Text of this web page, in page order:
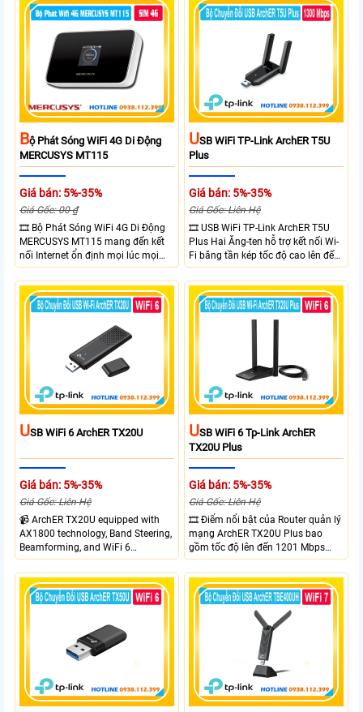
Ethernet Shielded 10/100 Mbps, hỗ
trợ PoE Passive, MAXtream TDMA,
quản lý tập trung và phân tích
quang phổ. Chuẩn IPX5 giúp tăng
khả năng chống chịu thời tiết.
chuẩn IP65, chống sét ±6kV và
chống tĩnh điện ±15kV
BỘ Phát Sóng WiFi 4G Di Động
MERCUSYS MT115
Giá bán: 5%-35%
Giá Gốc: 00 ₫
🎞 Bộ Phát Sóng WiFi 4G Di Động
MERCUSYS MT115 mang đến kết
nối Internet ổn định mọi lúc mọi
nơi với tốc độ 4G LTE tải xuống lên
đến 150Mbps. Chuẩn WiFi 6
AX300, pin 2400mAh hoạt động
đến 10 giờ và khả năng kết nối
USB WiFi TP-Link ArchER T5U
Plus
Giá bán: 5%-35%
Giá Gốc: Liên Hệ
🎞 USB WiFi TP-Link ArchER T5U
Plus Hai Ăng-ten hỗ trợ kết nối Wi-
Fi băng tần kép tốc độ cao lên đến
1300 Mbps. Hai ăng-ten ngoài kết
hợp công nghệ Beamforming giúp
tăng cường tín hiệu và vùng phủ
sóng. USB 3.0 cho tốc độ truyền dữ
và cài đặt dễ dàng không cần đĩa
tư
USB WiFi 6 ArchER TX20U
Giá bán: 5%-35%
Giá Gốc: Liên Hệ
📹 ArchER TX20U equipped with
AX1800 technology, Band Steering,
Beamforming, and WiFi 6
transmission. Band Steering
technology optimizes connections,
Beamforming enhances signal
focus for better coverage. Upgrade
leading-edge features.
USB WiFi 6 Tp-Link ArchER
TX20U Plus
Giá bán: 5%-35%
Giá Gốc: Liên Hệ
🎞 Điểm nổi bật của Router quản lý
mạng ArchER TX20U Plus bao
gồm tốc độ lên đến 1201 Mbps
trên băng tần 5 GHz và 574 Mbps
trên băng tần 2.4 GHz. công nghệ
Band Steering, Beamforming và
Wifi 6 cung cấp hiệu suất cao và
ổn định cho mạng Wi-Fi của bạn.